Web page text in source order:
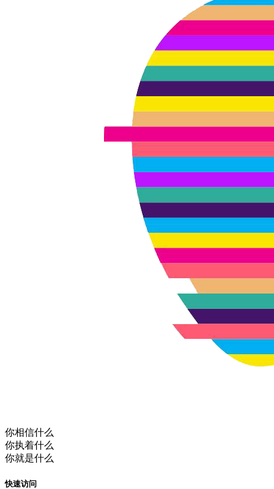
你相信什么
你执着什么
你就是什么
快速访问